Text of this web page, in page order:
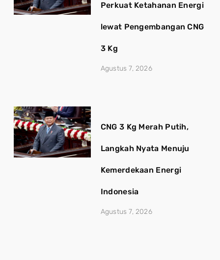
Perkuat Ketahanan Energi
lewat Pengembangan CNG
3 Kg
Agustus 7, 2026
CNG 3 Kg Merah Putih,
Langkah Nyata Menuju
Kemerdekaan Energi
Indonesia
Agustus 7, 2026